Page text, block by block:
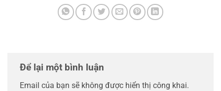
Để lại một bình luận
Email của bạn sẽ không được hiển thị công khai.